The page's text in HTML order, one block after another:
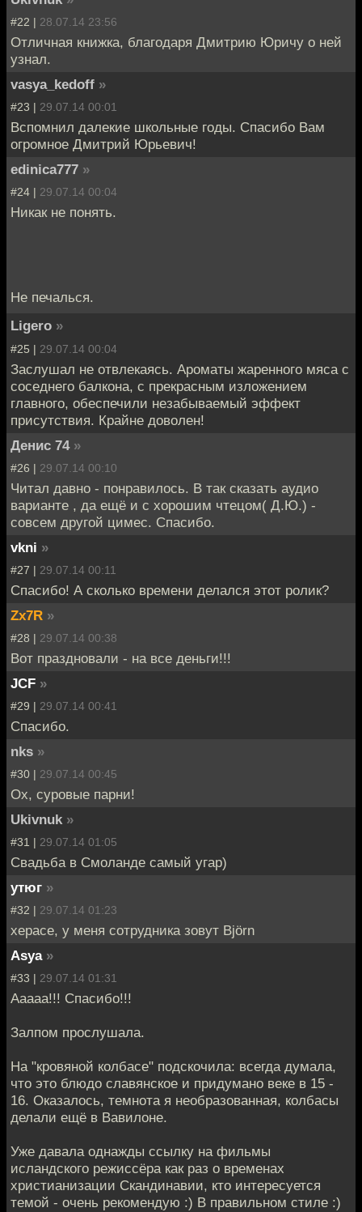
#22 | 28.07.14 23:56
Отличная книжка, благодаря Дмитрию Юричу о ней
узнал.
vasya_kedoff »
#23 | 29.07.14 00:01
Вспомнил далекие школьные годы. Спасибо Вам
огромное Дмитрий Юрьевич!
edinica777 »
#24 | 29.07.14 00:04
Никак не понять.
Не печалься.
Ligero »
#25 | 29.07.14 00:04
Заслушал не отвлекаясь. Ароматы жаренного мяса с
соседнего балкона, с прекрасным изложением
главного, обеспечили незабываемый эффект
присутствия. Крайне доволен!
Денис 74 »
#26 | 29.07.14 00:10
Читал давно - понравилось. В так сказать аудио
варианте , да ещё и с хорошим чтецом( Д.Ю.) -
совсем другой цимес. Спасибо.
vkni »
#27 | 29.07.14 00:11
Спасибо! А сколько времени делался этот ролик?
Zx7R »
#28 | 29.07.14 00:38
Вот праздновали - на все деньги!!!
JCF »
#29 | 29.07.14 00:41
Спасибо.
nks »
#30 | 29.07.14 00:45
Ох, суровые парни!
Ukivnuk »
#31 | 29.07.14 01:05
Свадьба в Смоланде самый угар)
утюг »
#32 | 29.07.14 01:23
херасе, у меня сотрудника зовут Björn
Asya »
#33 | 29.07.14 01:31
Ааааа!!! Спасибо!!!
Залпом прослушала.
На "кровяной колбасе" подскочила: всегда думала,
что это блюдо славянское и придумано веке в 15 -
16. Оказалось, темнота я необразованная, колбасы
делали ещё в Вавилоне.
Уже давала однажды ссылку на фильмы
исландского режиссёра как раз о временах
христианизации Скандинавии, кто интересуется
темой - очень рекомендую :) В правильном стиле :)